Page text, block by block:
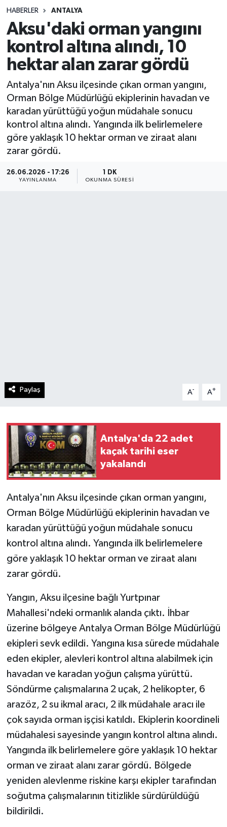
HABERLER ANTALYA
Aksu'daki orman yangını
kontrol altına alındı, 10
hektar alan zarar gördü
Antalya'nın Aksu ilçesinde çıkan orman yangını,
Orman Bölge Müdürlüğü ekiplerinin havadan ve
karadan yürüttüğü yoğun müdahale sonucu
kontrol altına alındı. Yangında ilk belirlemelere
göre yaklaşık 10 hektar orman ve ziraat alanı
zarar gördü.
26.06.2026 - 17:26
YAYINLANMA
1 DK
OKUNMA SÜRESI
Paylaş A- A+
Antalya'da 22 adet
kaçak tarihi eser
yakalandı
Antalya'nın Aksu ilçesinde çıkan orman yangını,
Orman Bölge Müdürlüğü ekiplerinin havadan ve
karadan yürüttüğü yoğun müdahale sonucu
kontrol altına alındı. Yangında ilk belirlemelere
göre yaklaşık 10 hektar orman ve ziraat alanı
zarar gördü.
Yangın, Aksu ilçesine bağlı Yurtpınar
Mahallesi'ndeki ormanlık alanda çıktı. İhbar
üzerine bölgeye Antalya Orman Bölge Müdürlüğü
ekipleri sevk edildi. Yangına kısa sürede müdahale
eden ekipler, alevleri kontrol altına alabilmek için
havadan ve karadan yoğun çalışma yürüttü.
Söndürme çalışmalarına 2 uçak, 2 helikopter, 6
arazöz, 2 su ikmal aracı, 2 ilk müdahale aracı ile
çok sayıda orman işçisi katıldı. Ekiplerin koordineli
müdahalesi sayesinde yangın kontrol altına alındı.
Yangında ilk belirlemelere göre yaklaşık 10 hektar
orman ve ziraat alanı zarar gördü. Bölgede
yeniden alevlenme riskine karşı ekipler tarafından
soğutma çalışmalarının titizlikle sürdürüldüğü
bildirildi.
Spor
Teknoloji
Yaşam